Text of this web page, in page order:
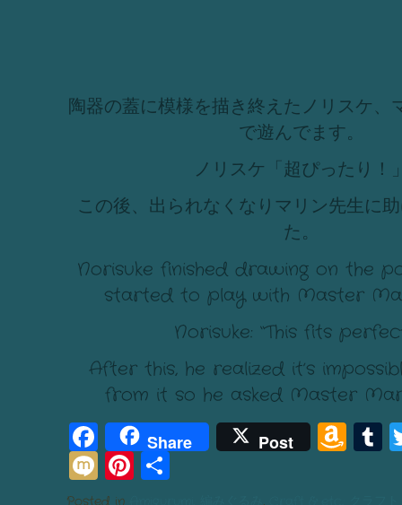
陶器の蓋に模様を描き終えたノリスケ、
で遊んでます。
ノリスケ「超ぴったり！
この後、出られなくなりマリン先生に
た。
Norisuke finished drawing on the
started to play with Master
Norisuke: “This fits
After this, he realized it’s
from it so he asked Master
Facebook
Share Post
MixiPinterest
Share
Posted in ,